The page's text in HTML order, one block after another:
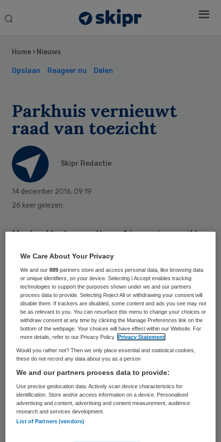
Search
Home › Nieuws
Opslaan Reageer nu Delen
Parkhuis vernieuwt
raad van toezicht
Skipr Redactie
14 december 2016, 09:19
26 keer gelezen
Marten Vente wordt per 1 januari voorzitter
zorgorganisatie het Parkhuis in Dordrecht.
Hij volgt in deze rol Frans van der Walle op,
dei afscheid neemt conform het rooster
van aftreden.
Vente was tot april 2016 lid van de raad van
bestuur van Saffier De Residentiegroep.
Verder is hij in diverse functies werkzaam
geweest bij onder andere Zilveren Kruis en
bij de Parnassia Groep.
Daarnaast wordt Ineke van Eekhout-
Sidebar
We Care About Your Privacy
We and our889 partners store and access personal data, like browsing data
or unique identifiers, on your device. Selecting I Accept enables tracking
technologies to support the purposes shown under we and our partners
process data to provide. Selecting Reject All or withdrawing your consent will
disable them. If trackers are disabled, some content and ads you see may not
be as relevant to you. You can resurface this menu to change your choices or
withdraw consent at any time by clicking the Manage Preferences link on the
bottom of the webpage. Your choices will have effect within our Website. For
more details, refer to our Privacy Policy.
Privacy Statement
Would you rather not? Then we only place essential and statistical cookies,
these do not record any data about you as a person
We and our partners process data to provide:
Use precise geolocation data. Actively scan device characteristics for
identification. Store and/or access information on a device. Personalised
advertising and content, advertising and content measurement, audience
research and services development.
List of Partners (vendors)